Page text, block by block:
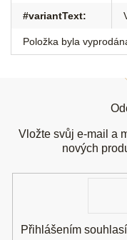
#variantText:
Položka byla
Vložte svůj e-mail a
nových
Přihlášením